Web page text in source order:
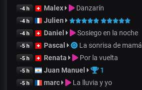
-4 h Malex Danzarín
-4 h Julien
-4 h Daniel Sosiego en la noche
-5 h Pascal La sonrisa de mamá
-5 h Renata Por la vuelta
-5 h Juan Manuel 1
-5 h marc La lluvia y yo